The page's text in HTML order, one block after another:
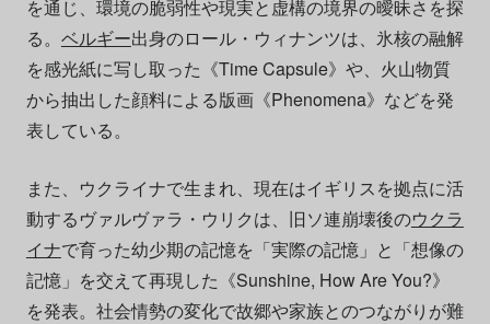
を通じ、環境の脆弱性や現実と虚構の境界の曖昧さを探
る。 ベルギー出身のロール・ウィナンツは、氷核の融解
を感光紙に写し取った《Time Capsule》や、火山物質
から抽出した顔料による版画《Phenomena》などを発
表している。
また、ウクライナで生まれ、現在はイギリスを拠点に活
動するヴァルヴァラ・ウリクは、旧ソ連崩壊後のウクラ
イナで育った幼少期の記憶を「実際の記憶」と「想像の
記憶」を交えて再現した《Sunshine, How Are You?》
を発表。社会情勢の変化で故郷や家族とのつながりが難